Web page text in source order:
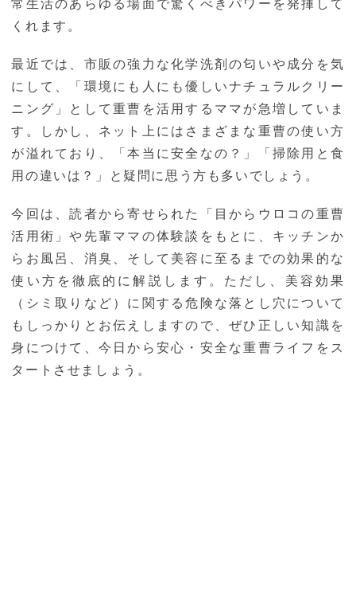
常生活のあらゆる場面で驚くべきパワーを発揮して
くれます。
最近では、市販の強力な化学洗剤の匂いや成分を気
にして、「環境にも人にも優しいナチュラルクリー
ニング」として重曹を活用するママが急増していま
す。しかし、ネット上にはさまざまな重曹の使い方
が溢れており、「本当に安全なの？」「掃除用と食
用の違いは？」と疑問に思う方も多いでしょう。
今回は、読者から寄せられた「目からウロコの重曹
活用術」や先輩ママの体験談をもとに、キッチンか
らお風呂、消臭、そして美容に至るまでの効果的な
使い方を徹底的に解説します。ただし、美容効果
（シミ取りなど）に関する危険な落とし穴について
もしっかりとお伝えしますので、ぜひ正しい知識を
身につけて、今日から安心・安全な重曹ライフをス
タートさせましょう。